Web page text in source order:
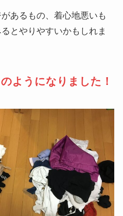
あるもの、着心地悪いも
とやりやすいかもしれま
ようになりました！